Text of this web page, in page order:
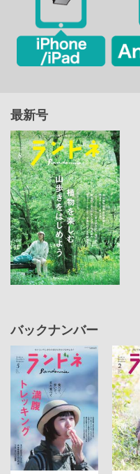
最新号
バックナンバー